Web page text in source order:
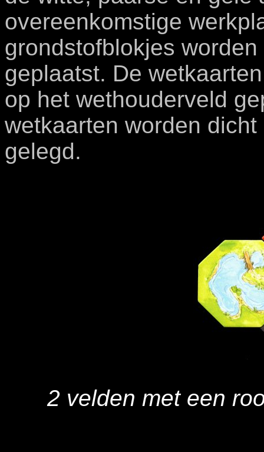
overeenkomstige
grondstofblokjes
geplaatst. De
op het wethouderveld
wetkaarten worden
gelegd.
2 velden met een